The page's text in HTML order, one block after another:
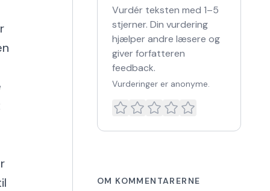
Vurdér teksten med 1–5
stjerner. Din vurdering
hjælper andre læsere og
giver forfatteren
feedback.
Vurderinger er anonyme.
OM KOMMENTARERNE